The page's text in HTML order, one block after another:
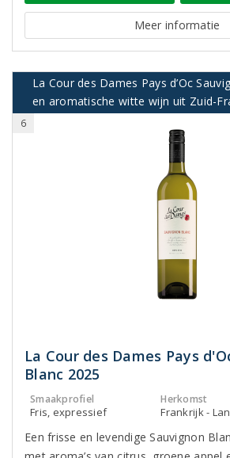
Meer informatie
La Cour des Dames Pays d’Oc
en aromatische witte wijn uit Zuid-
6
La Cour des Dames Pays
Blanc 2025
Smaakprofiel
Fris, expressief
Herkomst
Frankrijk -
Een frisse en levendige Sauvignon